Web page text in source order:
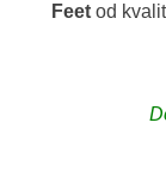
Feetod